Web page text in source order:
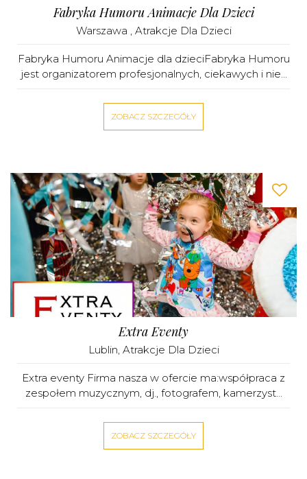
Fabryka Humoru Animacje Dla Dzieci
Warszawa Atrakcje Dla Dzieci
Fabryka Humoru Animacje dla dzieciFabryka Humoru
jest organizatorem profesjonalnych, ciekawych i nie...
ZOBACZ SZCZEGÓŁY
Extra Eventy
Lublin Atrakcje Dla Dzieci
Extra eventy Firma nasza w ofercie ma:współpraca z
zespołem muzycznym, dj., fotografem, kamerzyst...
ZOBACZ SZCZEGÓŁY